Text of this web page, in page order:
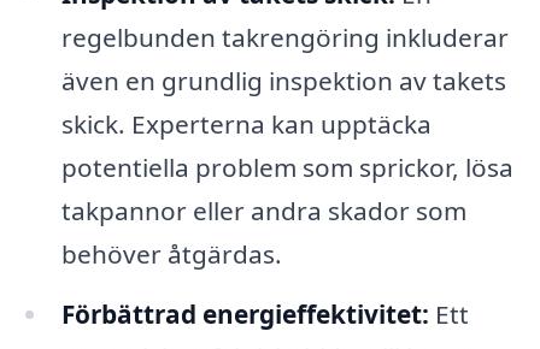
regelbunden takrengöring inkluderar
även en grundlig inspektion av takets
skick. Experterna kan upptäcka
potentiella problem som sprickor, lösa
takpannor eller andra skador som
behöver åtgärdas.
Förbättrad energieffektivitet: Ett